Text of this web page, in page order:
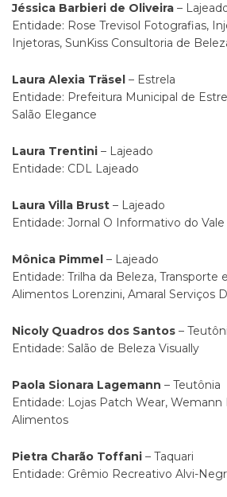
Jéssica Barbieri de Oliveira –
Entidade: Rose Trevisol Fotografias,
Injetoras, SunKiss Consultoria de
Laura Alexia Träsel – Estrela
Entidade: Prefeitura Municipal de
Salão Elegance
Laura Trentini – Lajeado
Entidade: CDL Lajeado
Laura Villa Brust – Lajeado
Entidade: Jornal O Informativo do Vale
Mônica Pimmel – Lajeado
Entidade: Trilha da Beleza, Transporte
Alimentos Lorenzini, Amaral Serviços
Nicoly Quadros dos Santos –
Entidade: Salão de Beleza Visually
Paola Sionara Lagemann – Teutônia
Entidade: Lojas Patch Wear, Wemann
Alimentos
Pietra Charão Toffani – Taquari
Entidade: Grêmio Recreativo Alvi-